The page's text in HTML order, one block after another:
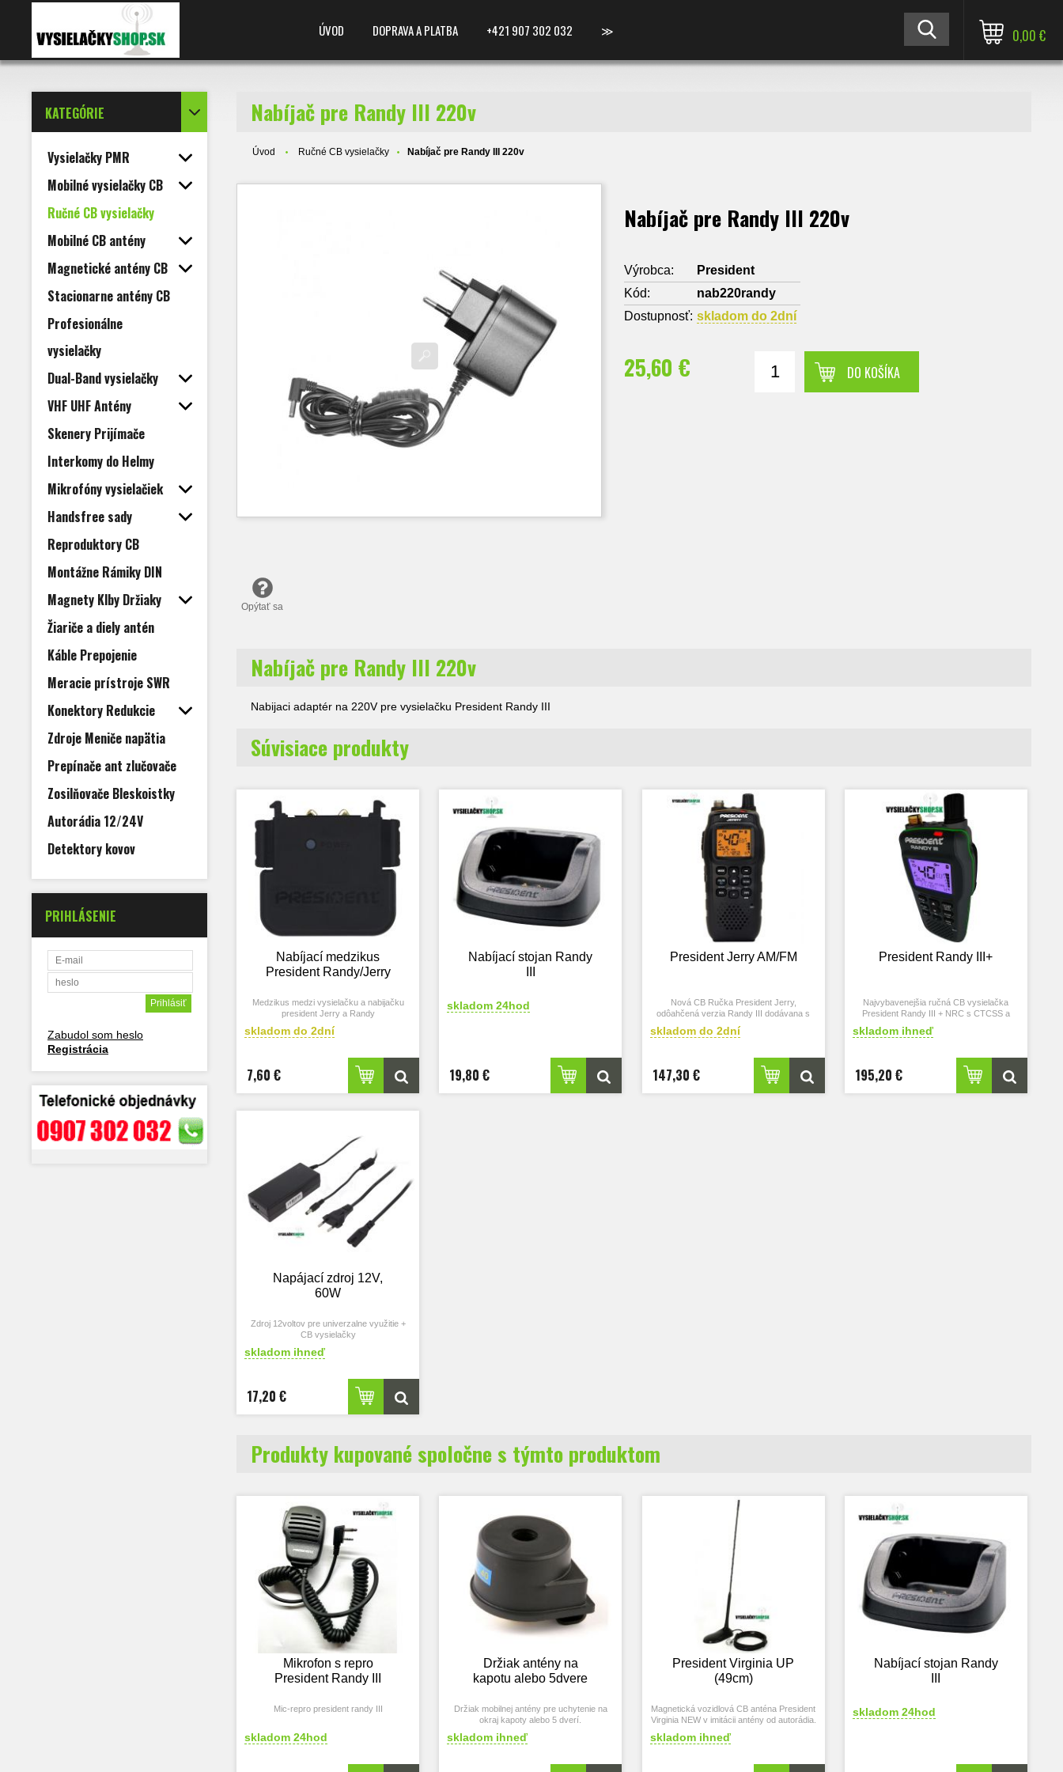
ÚVOD DOPRAVA A PLATBA +421 907 302 032 ≫ 0,00 €
KATEGÓRIE
Vysielačky PMR
Mobilné vysielačky CB
Ručné CB vysielačky
Mobilné CB antény
Magnetické antény CB
Stacionarne antény CB
Profesionálne
vysielačky
Dual-Band vysielačky
VHF UHF Antény
Skenery Prijímače
Interkomy do Helmy
Mikrofóny vysielačiek
Handsfree sady
Reproduktory CB
Montážne Rámiky DIN
Magnety Klby Držiaky
Žiariče a diely antén
Káble Prepojenie
Meracie prístroje SWR
Konektory Redukcie
Zdroje Meniče napätia
Prepínače ant zlučovače
Zosilňovače Bleskoistky
Autorádia 12/24V
Detektory kovov
PRIHLÁSENIE
Zabudol som heslo
Registrácia
Nabíjač pre Randy III 220v
Úvod Ručné CB vysielačky Nabíjač pre Randy III 220v
Nabíjač pre Randy III 220v
Výrobca:
President
Kód:
nab220randy
Dostupnosť: skladom do 2dní
25,60 € DO KOŠÍKA
Opýtať sa
Nabíjač pre Randy III 220v
Nabijaci adaptér na 220V pre vysielačku President Randy III
Súvisiace produkty
Nabíjací medzikus
President Randy/Jerry
Medzikus medzi vysielačku a nabijačku
president Jerry a Randy
skladom do 2dní
7,60 €
Nabíjací stojan Randy
skladom 24hod
19,80 €
President Jerry AM/FM
Nová CB Ručka President Jerry,
odôahčená verzia Randy III dodávana s
vozidlovým adapterom 12V
skladom do 2dní
147,30 €
President Randy III+
Najvybavenejšia ručná CB vysielačka
President Randy III + NRC s CTCSS a
vozidlovým adaptérom, spolu s anténou a
obsahuje aj NRC a president kanály,
vylepšená o krytie IP67.
skladom ihneď
195,20 €
Napájací zdroj 12V,
60W
Zdroj 12voltov pre univerzalne využitie +
CB vysielačky
skladom ihneď
17,20 €
Produkty kupované spoločne s týmto produktom
Mikrofon s repro
President Randy III
Mic-repro president randy III
skladom 24hod
Držiak antény na
kapotu alebo 5dvere
Držiak mobilnej antény pre uchytenie na
okraj kapoty alebo 5 dverí.
skladom ihneď
President Virginia UP
(49cm)
Magnetická vozidlová CB anténa President
Virginia NEW v imitácii antény od autorádia.
skladom ihneď
Nabíjací stojan Randy
skladom 24hod